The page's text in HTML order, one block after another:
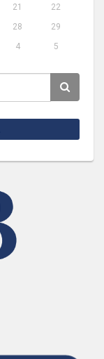
21
22
28
29
4 5